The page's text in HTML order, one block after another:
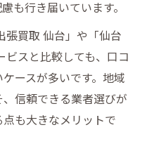
も行き届いています。
張買取 仙台」や「仙台
スと比較しても、口コ
ースが多いです。地域
信頼できる業者選びが
も大きなメリットで